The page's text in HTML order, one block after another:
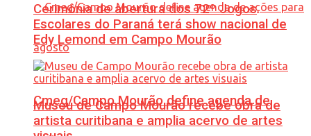
Cmeg/Campo Mourão define agenda de
Cerimônia de abertura dos 72º Jogos
Escolares do Paraná terá show nacional de
Edy Lemond em Campo Mourão
Museu de Campo Mourão recebe obra de
artista curitibana e amplia acervo de artes